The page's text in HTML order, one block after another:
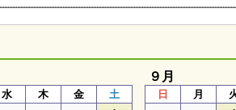
水 木 金
土
９月
日 月